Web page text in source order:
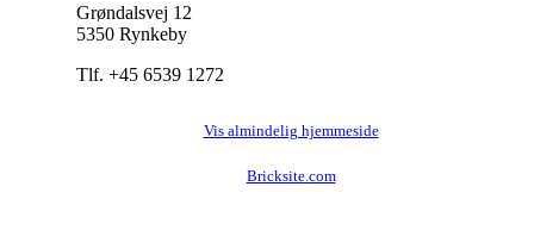
Grøndalsvej 12
5350 Rynkeby
Tlf. +45 6539 1272
Vis almindelig hjemmeside
Bricksite.com